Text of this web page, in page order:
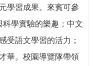
學習成果。來賓可參
科學實驗的樂趣；中文
受語文學習的活力；
華。校園導覽隊帶領